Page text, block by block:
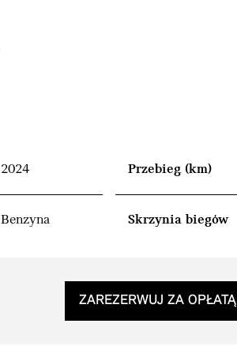
2024
Benzyna
Przebieg (km)
Skrzynia biegów
ZAREZERWUJ ZA OPŁATĄ